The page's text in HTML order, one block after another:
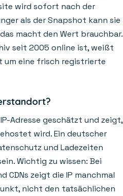
wird sofort nach der
als der Snapshot kann sie
macht den Wert brauchbar.
seit 2005 online ist, weißt
um eine frisch registrierte
Adresse geschätzt und zeigt,
wird. Ein deutscher
und Ladezeiten
Wichtig zu wissen: Bei
CDNs zeigt die IP manchmal
nicht den tatsächlichen